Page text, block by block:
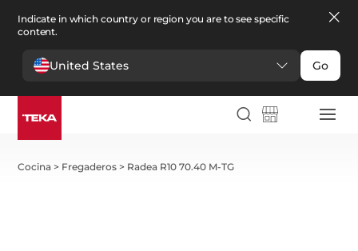
Indicate in which country or region you are to see specific
content.
United States Go
Cocina > Fregaderos > Radea R10 70.40 M-TG